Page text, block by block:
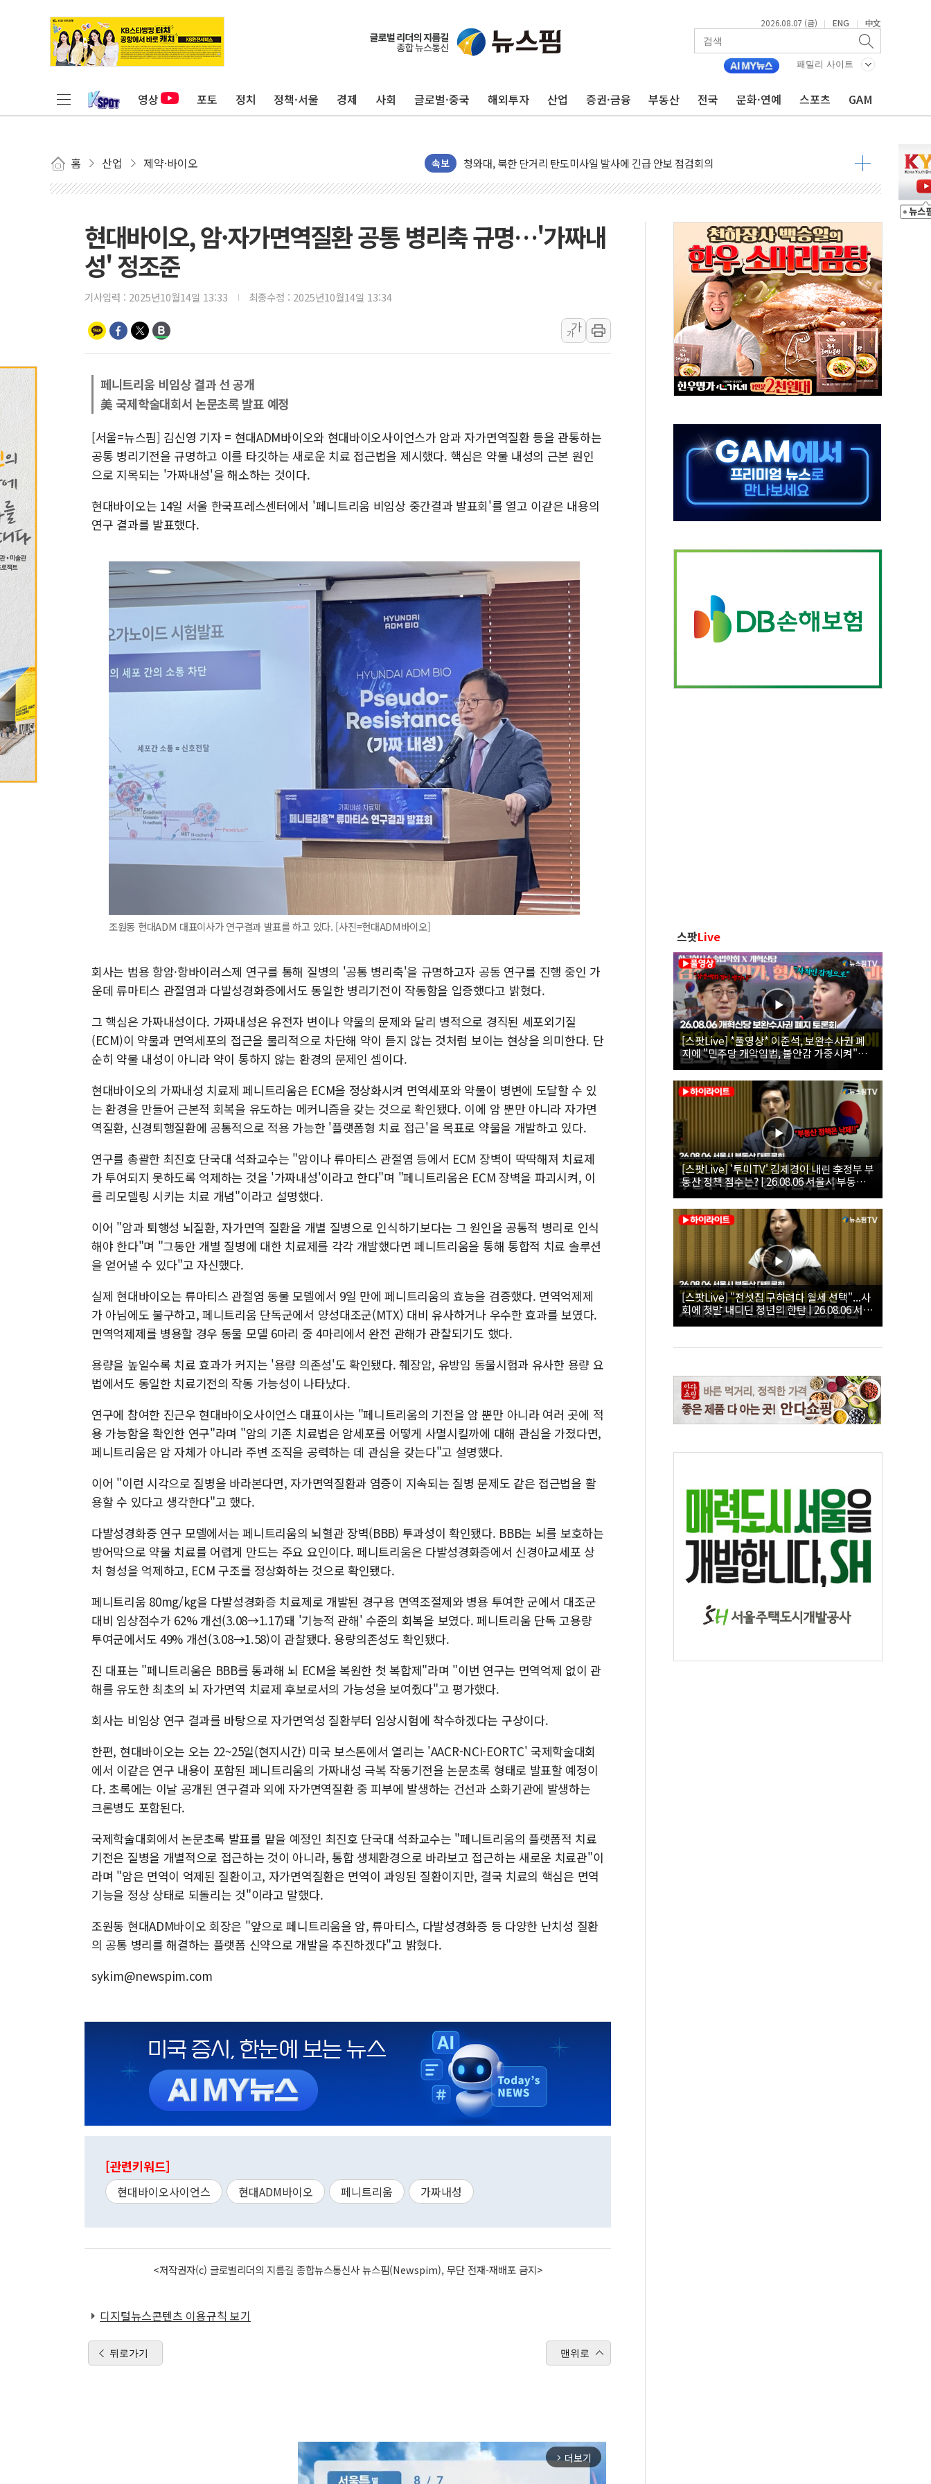
2026.08.07 (금) | ENG | 中文
패밀리 사이트
영상 포토 정치 정책·서울 경제 사회 글로벌·중국 해외투자 산업 증권·금융 부동산 전국 문화·연예 스포츠 GAM
홈 산업 제약·바이오 속보
리투아니아 국방 "러, 우크라 드론으로 나토 회원국 공격 검토… 거짓 깃발 작전"
구광모, 내주 실리콘밸리서 젠슨 황 재회…로봇·AI 데이터센터·모빌리티 구체화
김정관 장관 "영업이익 N% 성과급 반대…상법·자본시장법 개정 논의"
뉴욕증시 프리뷰, 미 주가선물 AI주 차익실현 속 혼조세...웨스턴디지털·샌디스크↓
금값 7주 만에 최고…美 고용 둔화·호르무즈 재개방 기대에 강세
[인도증시] 중동 긴장 완화에 실적 호조까지, 상승...호실적 보고 기업 상승세 뚜렷
[베트남 증시] 지수 하락 속 'DGC' 임시 주총 기대감에 홀로 상한가…마진 잔액은 사상 최고
'월가의 황제' 다이먼 "금융시장 레버리지 위험수위…숨은 차입이 더 큰 변수"
양주 섬유염색공장서 화재 1명 중상…대응 1단계 진압 중
김정관 산업부 장관 "주 52시간 손봐야, 경쟁상대 中과 비교해야"
해군 1함대 창설 80주년…지역과 함께하는 '선봉'의 대민 봉사
[3보] 북, 원산서 동해로 단거리 탄도미사일 1발 발사… 올해 10번째·42일 만 도발
우크라 드론 전술, 중남미 콜롬비아에 새 안보 위기… 반군·마약카르텔이 습득해 전투 활용
주한미군 "오산기지 누출, 백린 아닌 무해한 표면 부식 물질"
해군과 함께하는 '불금전파, 송정' 시즌2
현대바이오, 암·자가면역질환 공통 병리축 규명…'가짜내
성' 정조준
기사입력 : 2025년10월14일 13:33 최종수정 : 2025년10월14일 13:34
가
가
페니트리움 비임상 결과 선 공개
美 국제학술대회서 논문초록 발표 예정
[서울=뉴스핌] 김신영 기자 = 현대ADM바이오와 현대바이오사이언스가 암과 자가면역질환 등을 관통하는
공통 병리기전을 규명하고 이를 타깃하는 새로운 치료 접근법을 제시했다. 핵심은 약물 내성의 근본 원인
으로 지목되는 '가짜내성'을 해소하는 것이다.
현대바이오는 14일 서울 한국프레스센터에서 '페니트리움 비임상 중간결과 발표회'를 열고 이같은 내용의
연구 결과를 발표했다.
조원동 현대ADM 대표이사가 연구결과 발표를 하고 있다. [사진=현대ADM바이오]
회사는 범용 항암·항바이러스제 연구를 통해 질병의 '공통 병리축'을 규명하고자 공동 연구를 진행 중인 가
운데 류마티스 관절염과 다발성경화증에서도 동일한 병리기전이 작동함을 입증했다고 밝혔다.
그 핵심은 가짜내성이다. 가짜내성은 유전자 변이나 약물의 문제와 달리 병적으로 경직된 세포외기질
(ECM)이 약물과 면역세포의 접근을 물리적으로 차단해 약이 듣지 않는 것처럼 보이는 현상을 의미한다. 단
순히 약물 내성이 아니라 약이 통하지 않는 환경의 문제인 셈이다.
현대바이오의 가짜내성 치료제 페니트리움은 ECM을 정상화시켜 면역세포와 약물이 병변에 도달할 수 있
는 환경을 만들어 근본적 회복을 유도하는 메커니즘을 갖는 것으로 확인됐다. 이에 암 뿐만 아니라 자가면
역질환, 신경퇴행질환에 공통적으로 적용 가능한 '플랫폼형 치료 접근'을 목표로 약물을 개발하고 있다.
연구를 총괄한 최진호 단국대 석좌교수는 "암이나 류마티스 관절염 등에서 ECM 장벽이 딱딱해져 치료제
가 투여되지 못하도록 억제하는 것을 '가짜내성'이라고 한다"며 "페니트리움은 ECM 장벽을 파괴시켜, 이
를 리모델링 시키는 치료 개념"이라고 설명했다.
이어 "암과 퇴행성 뇌질환, 자가면역 질환을 개별 질병으로 인식하기보다는 그 원인을 공통적 병리로 인식
해야 한다"며 "그동안 개별 질병에 대한 치료제를 각각 개발했다면 페니트리움을 통해 통합적 치료 솔루션
을 얻어낼 수 있다"고 자신했다.
실제 현대바이오는 류마티스 관절염 동물 모델에서 9일 만에 페니트리움의 효능을 검증했다. 면역억제제
가 아님에도 불구하고, 페니트리움 단독군에서 양성대조군(MTX) 대비 유사하거나 우수한 효과를 보였다.
면역억제제를 병용할 경우 동물 모델 6마리 중 4마리에서 완전 관해가 관찰되기도 했다.
용량을 높일수록 치료 효과가 커지는 '용량 의존성'도 확인됐다. 췌장암, 유방임 동물시험과 유사한 용량 요
법에서도 동일한 치료기전의 작동 가능성이 나타났다.
연구에 참여한 진근우 현대바이오사이언스 대표이사는 "페니트리움의 기전을 암 뿐만 아니라 여러 곳에 적
용 가능함을 확인한 연구"라며 "암의 기존 치료법은 암세포를 어떻게 사멸시킬까에 대해 관심을 가졌다면,
페니트리움은 암 자체가 아니라 주변 조직을 공력하는 데 관심을 갖는다"고 설명했다.
이어 "이런 시각으로 질병을 바라본다면, 자가면역질환과 염증이 지속되는 질병 문제도 같은 접근법을 활
용할 수 있다고 생각한다"고 했다.
다발성경화증 연구 모델에서는 페니트리움의 뇌혈관 장벽(BBB) 투과성이 확인됐다. BBB는 뇌를 보호하는
방어막으로 약물 치료를 어렵게 만드는 주요 요인이다. 페니트리움은 다발성경화증에서 신경아교세포 상
처 형성을 억제하고, ECM 구조를 정상화하는 것으로 확인됐다.
페니트리움 80mg/kg을 다발성경화증 치료제로 개발된 경구용 면역조절제와 병용 투여한 군에서 대조군
대비 임상점수가 62% 개선(3.08→1.17)돼 '기능적 관해' 수준의 회복을 보였다. 페니트리움 단독 고용량
투여군에서도 49% 개선(3.08→1.58)이 관찰됐다. 용량의존성도 확인됐다.
진 대표는 "페니트리움은 BBB를 통과해 뇌 ECM을 복원한 첫 복합제"라며 "이번 연구는 면역억제 없이 관
해를 유도한 최초의 뇌 자가면역 치료제 후보로서의 가능성을 보여줬다"고 평가했다.
회사는 비임상 연구 결과를 바탕으로 자가면역성 질환부터 임상시험에 착수하겠다는 구상이다.
한편, 현대바이오는 오는 22~25일(현지시간) 미국 보스톤에서 열리는 'AACR-NCI-EORTC' 국제학술대회
에서 이같은 연구 내용이 포함된 페니트리움의 가짜내성 극복 작동기전을 논문초록 형태로 발표할 예정이
다. 초록에는 이날 공개된 연구결과 외에 자가면역질환 중 피부에 발생하는 건선과 소화기관에 발생하는
크론병도 포함된다.
국제학술대회에서 논문초록 발표를 맡을 예정인 최진호 단국대 석좌교수는 "페니트리움의 플랫폼적 치료
기전은 질병을 개별적으로 접근하는 것이 아니라, 통합 생체환경으로 바라보고 접근하는 새로운 치료관"이
라며 "암은 면역이 억제된 질환이고, 자가면역질환은 면역이 과잉된 질환이지만, 결국 치료의 핵심은 면역
기능을 정상 상태로 되돌리는 것"이라고 말했다.
조원동 현대ADM바이오 회장은 "앞으로 페니트리움을 암, 류마티스, 다발성경화증 등 다양한 난치성 질환
의 공통 병리를 해결하는 플랫폼 신약으로 개발을 추진하겠다"고 밝혔다.
sykim@newspim.com
[관련키워드]
현대바이오사이언스 현대ADM바이오 페니트리움 가짜내성
<저작권자(c) 글로벌리더의 지름길 종합뉴스통신사 뉴스핌(Newspim), 무단 전재-재배포 금지>
디지털뉴스콘텐츠 이용규칙 보기
뒤로가기 맨위로
arrow_forward_ios 더보기
스팟Live
[스팟Live] *풀영상* 이준석, 보완수사권 폐
지에 "민주당 개악입법, 불안감 가중시켜"｜
26.08.06 개혁신당 보완수사권 폐지 토론회
[스팟Live] '투미TV' 김제경이 내린 李정부 부
동산 정책 점수는? | 26.08.06 서울시 부동산
대토론회
[스팟Live] "전셋집 구하려다 월세 선택"...사
회에 첫발 내디딘 청년의 한탄 | 26.08.06 서울
시 부동산 대토론회